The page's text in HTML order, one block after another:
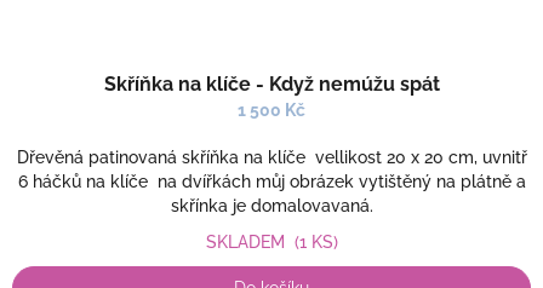
Skříňka na klíče - Když nemúžu spát
1 500 Kč
Dřevěná patinovaná skříňka na klíče vellikost 20 x 20 cm, uvnitř
6 háčků na klíče na dvířkách můj obrázek vytištěný na plátně a
skřínka je domalovavaná.
SKLADEM (1 KS)